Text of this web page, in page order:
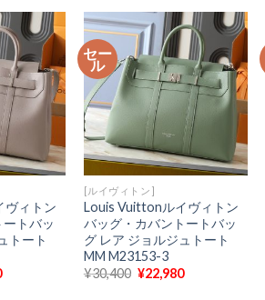
は
¥10,990
で
す。
¥30,400
で
し
た。
格
は
¥22,980
で
す。
ィトン
トバッ
トート
現
セー
ル
[ルイヴィトン]
Louis Vuittonルイヴィトン
バッグ・カバントートバッ
グ レア ジョルジュトート
MM M23153-3
¥30,400 元
¥22,980現